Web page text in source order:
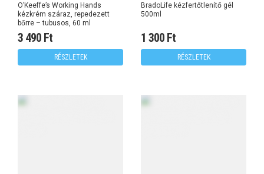
O’Keeffe’s Working Hands
kézkrém száraz, repedezett
bőrre – tubusos, 60 ml
3 490 Ft
RÉSZLETEK
BradoLife kézfertőtlenítő gél
500ml
1 300 Ft
RÉSZLETEK